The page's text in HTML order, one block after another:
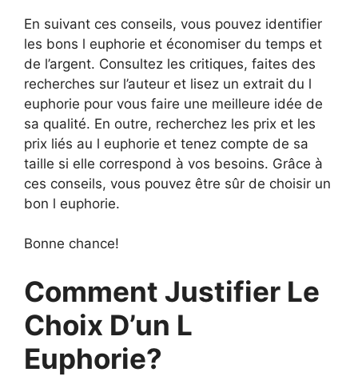
En suivant ces conseils, vous pouvez identifier
les bons l euphorie et économiser du temps et
de l’argent. Consultez les critiques, faites des
recherches sur l’auteur et lisez un extrait du l
euphorie pour vous faire une meilleure idée de
sa qualité. En outre, recherchez les prix et les
prix liés au l euphorie et tenez compte de sa
taille si elle correspond à vos besoins. Grâce à
ces conseils, vous pouvez être sûr de choisir un
bon l euphorie.
Bonne chance!
Comment Justifier Le
Choix D’un L
Euphorie?